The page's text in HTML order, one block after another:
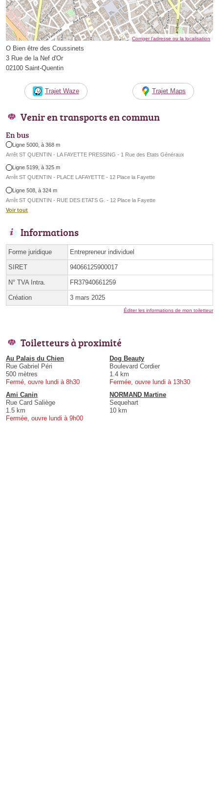
Corriger l’adresse ou la localisation
O Bien être des Coussinets
3 Rue de la Nef d'Or
02100 Saint-Quentin
Trajet Waze Trajet Maps
Venir en transports en commun
En bus
Ligne 5000, à 368 m
Arrêt ST QUENTIN - LA FAYETTE PRESSING - 1 Rue des Etats Généraux
Ligne 5199, à 325 m
Arrêt ST QUENTIN - PLACE LAFAYETTE - 12 Place la Fayette
Ligne 508, à 324 m
Arrêt ST QUENTIN - RUE DES ETATS G. - 12 Place la Fayette
Voir tout
Informations
Forme juridique Entrepreneur individuel
SIRET 94066125900017
N° TVA Intra. FR37940661259
Création 3 mars 2025
Éditer les informations de mon toiletteur
Toiletteurs à proximité
Au Palais du Chien
Rue Gabriel Péri
500 mètres
Fermé, ouvre lundi à 8h30
Dog Beauty
Boulevard Cordier
1.4 km
Fermée, ouvre lundi à 13h30
Ami Canin
Rue Card Saliège
1.5 km
Fermée, ouvre lundi à 9h00
NORMAND Martine
Sequehart
10 km